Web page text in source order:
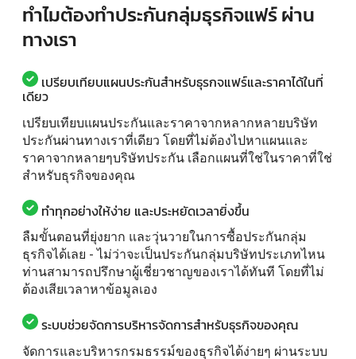
ทำไมต้องทำประกันกลุ่มธุรกิจแฟร์ ผ่าน
ทางเรา
เปรียบเทียบแผนประกันสำหรับธุรกจแฟร์และราคาได้ในที่
เดียว
เปรียบเทียบแผนประกันและราคาจากหลากหลายบริษัท
ประกันผ่านทางเราที่เดียว โดยที่ไม่ต้องไปหาแผนและ
ราคาจากหลายๆบริษัทประกัน เลือกแผนที่ใช่ในราคาที่ใช่
สำหรับธุรกิจของคุณ
ทำทุกอย่างให้ง่าย และประหยัดเวลายิ่งขึ้น
ลืมขั้นตอนที่ยุ่งยาก และวุ่นวายในการซื้อประกันกลุ่ม
ธุรกิจได้เลย - ไม่ว่าจะเป็นประกันกลุ่มบริษัทประเภทไหน
ท่านสามารถปรึกษาผู้เชี่ยวชาญของเราได้ทันที โดยที่ไม่
ต้องเสียเวลาหาข้อมูลเอง
ระบบช่วยจัดการบริหารจัดการสำหรับธุรกิจของคุณ
จัดการและบริหารกรมธรรม์ของธุรกิจได้ง่ายๆ ผ่านระบบ